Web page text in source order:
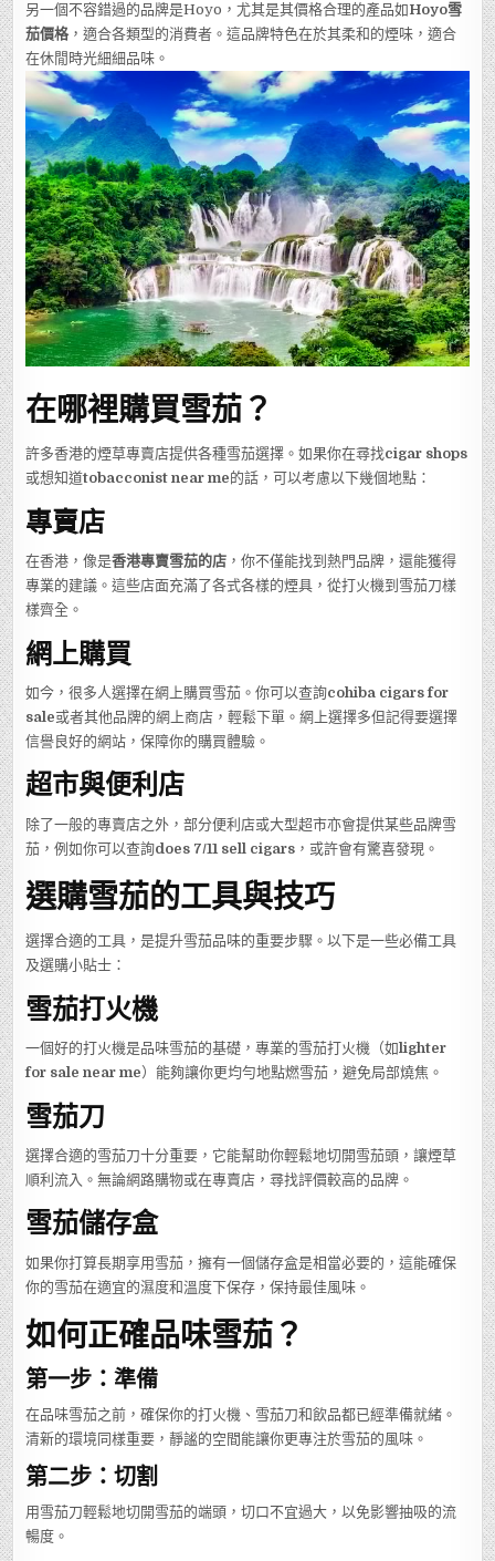
另一個不容錯過的品牌是Hoyo，尤其是其價格合理的產品如Hoyo雪
茄價格 ，適合各類型的消費者。這品牌特色在於其柔和的煙味，適合
在休閒時光細細品味。
在哪裡購買雪茄？
許多香港的煙草專賣店提供各種雪茄選擇。如果你在尋找cigar shops
或想知道tobacconist near me的話，可以考慮以下幾個地點：
專賣店
在香港，像是香港專賣雪茄的店 ，你不僅能找到熱門品牌，還能獲得
專業的建議。這些店面充滿了各式各樣的煙具，從打火機到雪茄刀樣
樣齊全。
網上購買
如今，很多人選擇在網上購買雪茄。你可以查詢cohiba cigars for
sale或者其他品牌的網上商店，輕鬆下單。網上選擇多但記得要選擇
信譽良好的網站，保障你的購買體驗。
超市與便利店
除了一般的專賣店之外，部分便利店或大型超市亦會提供某些品牌雪
茄，例如你可以查詢does 7/11 sell cigars ，或許會有驚喜發現。
選購雪茄的工具與技巧
選擇合適的工具，是提升雪茄品味的重要步驟。以下是一些必備工具
及選購小貼士：
雪茄打火機
一個好的打火機是品味雪茄的基礎，專業的雪茄打火機（如lighter
for sale near me）能夠讓你更均勻地點燃雪茄，避免局部燒焦。
雪茄刀
選擇合適的雪茄刀十分重要，它能幫助你輕鬆地切開雪茄頭，讓煙草
順利流入。無論網路購物或在專賣店，尋找評價較高的品牌。
雪茄儲存盒
如果你打算長期享用雪茄，擁有一個儲存盒是相當必要的，這能確保
你的雪茄在適宜的濕度和溫度下保存，保持最佳風味。
如何正確品味雪茄？
第一步：準備
在品味雪茄之前，確保你的打火機、雪茄刀和飲品都已經準備就緒。
清新的環境同樣重要，靜謐的空間能讓你更專注於雪茄的風味。
第二步：切割
用雪茄刀輕鬆地切開雪茄的端頭，切口不宜過大，以免影響抽吸的流
暢度。